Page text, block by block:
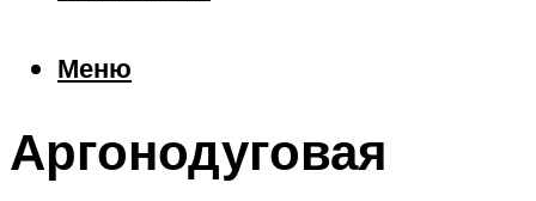
Меню
Аргонодуговая